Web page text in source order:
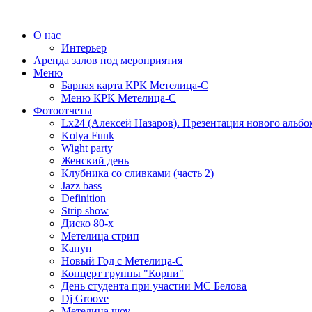
О нас
Интерьер
Аренда залов под мероприятия
Меню
Барная карта КРК Метелица-С
Меню КРК Метелица-С
Фотоотчеты
Lx24 (Алексей Назаров). Презентация нового
Kolya Funk
Wight party
Женский день
Клубника со сливками (часть 2)
Jazz bass
Definition
Strip show
Диско 80-х
Метелица стрип
Канун
Новый Год с Метелица-С
Концерт группы "Корни"
День студента при участии МС Белова
Dj Groove